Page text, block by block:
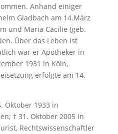
Anhand einiger
Gladbach am 14.März
und Maria Cäcilie (geb.
Über das Leben ist
war er Apotheker in
1931 in Köln,
erfolgte am 14.
Oktober 1933 in
† 31. Oktober 2005 in
Rechtswissenschaftler